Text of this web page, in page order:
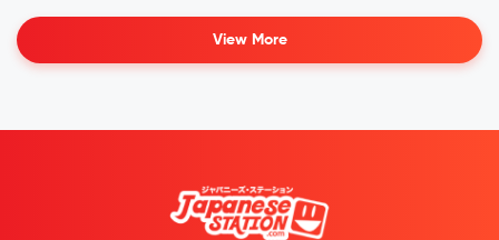
View More